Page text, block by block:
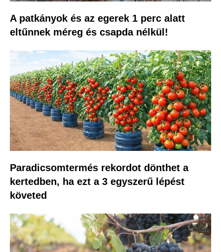
A patkányok és az egerek 1 perc alatt
eltűnnek méreg és csapda nélkül!
Paradicsomtermés rekordot dönthet a
kertedben, ha ezt a 3 egyszerű lépést
követed